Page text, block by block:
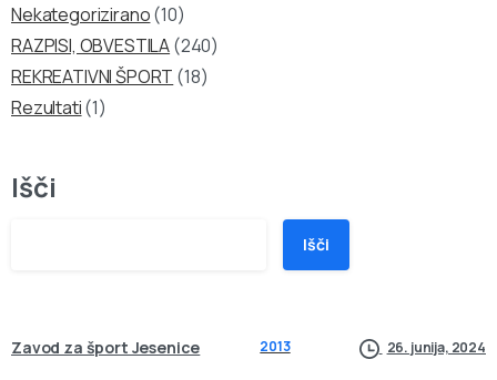
Nekategorizirano(10)
RAZPISI, OBVESTILA(240)
REKREATIVNI ŠPORT (18)
Rezultati(1)
Išči
Išči
Zavod za šport Jesenice 2013 26. junija, 2024